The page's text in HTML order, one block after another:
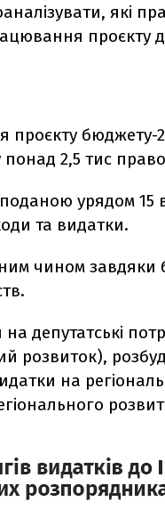
які
проєкту
проєкту бюджету-
понад 2,5 тис
поданою урядом
та видатки.
чином завдяки
депутатські
розвиток),
на